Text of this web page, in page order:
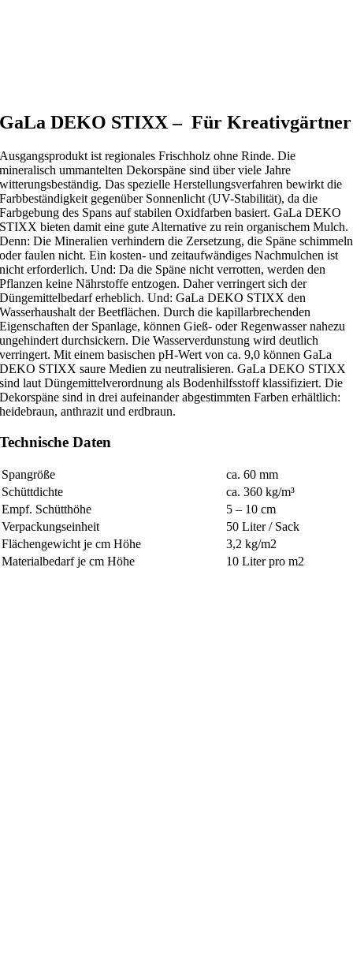
GaLa DEKO STIXX – Für Kreativgärtner
Ausgangsprodukt ist regionales Frischholz ohne Rinde. Die
mineralisch ummantelten Dekorspäne sind über viele Jahre
witterungsbeständig. Das spezielle Herstellungsverfahren bewirkt die
Farbbeständigkeit gegenüber Sonnenlicht (UV-Stabilität), da die
Farbgebung des Spans auf stabilen Oxidfarben basiert. GaLa DEKO
STIXX bieten damit eine gute Alternative zu rein organischem Mulch.
Denn: Die Mineralien verhindern die Zersetzung, die Späne schimmeln
oder faulen nicht. Ein kosten- und zeitaufwändiges Nachmulchen ist
nicht erforderlich. Und: Da die Späne nicht verrotten, werden den
Pflanzen keine Nährstoffe entzogen. Daher verringert sich der
Düngemittelbedarf erheblich. Und: GaLa DEKO STIXX den
Wasserhaushalt der Beetflächen. Durch die kapillarbrechenden
Eigenschaften der Spanlage, können Gieß- oder Regenwasser nahezu
ungehindert durchsickern. Die Wasserverdunstung wird deutlich
verringert. Mit einem basischen pH-Wert von ca. 9,0 können GaLa
DEKO STIXX saure Medien zu neutralisieren. GaLa DEKO STIXX
sind laut Düngemittelverordnung als Bodenhilfsstoff klassifiziert. Die
Dekorspäne sind in drei aufeinander abgestimmten Farben erhältlich:
heidebraun, anthrazit und erdbraun.
Technische Daten
Spangröße
ca. 60 mm
Schüttdichte
ca. 360 kg/m³
Empf. Schütthöhe
5 – 10 cm
Verpackungseinheit
50 Liter / Sack
Flächengewicht je cm Höhe
3,2 kg/m2
Materialbedarf je cm Höhe
10 Liter pro m2